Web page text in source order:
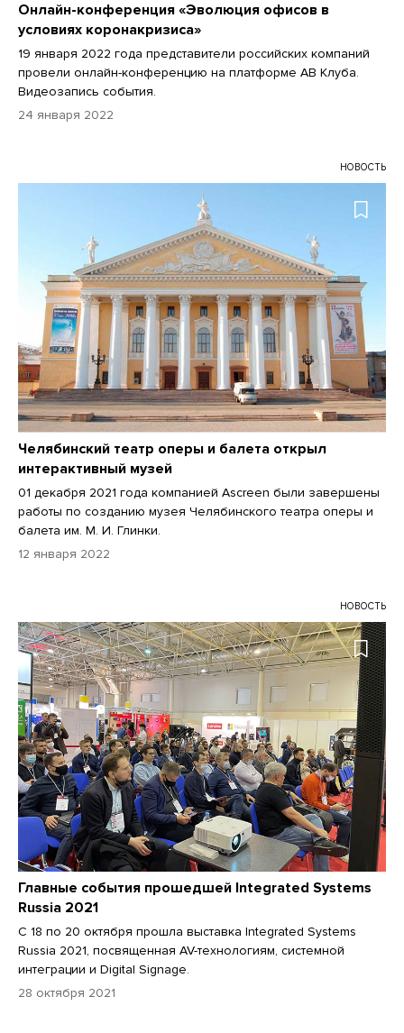
Онлайн-конференция «Эволюция офисов в
условиях коронакризиса»
19 января 2022 года представители российских компаний
провели онлайн-конференцию на платформе АВ Клуба.
Видеозапись события.
24 января 2022
НОВОСТЬ
Челябинский театр оперы и балета открыл
интерактивный музей
01 декабря 2021 года компанией Ascreen были завершены
работы по созданию музея Челябинского театра оперы и
балета им. М. И. Глинки.
12 января 2022
НОВОСТЬ
Главные события прошедшей Integrated Systems
Russia 2021
С 18 по 20 октября прошла выставка Integrated Systems
Russia 2021, посвященная AV-технологиям, системной
интеграции и Digital Signage.
28 октября 2021